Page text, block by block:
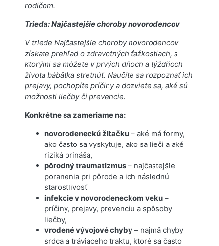
rodičom.
Trieda: Najčastejšie choroby novorodencov
V triede Najčastejšie choroby novorodencov
získate prehľad o zdravotných ťažkostiach, s
ktorými sa môžete v prvých dňoch a týždňoch
života bábätka stretnúť. Naučíte sa rozpoznať ich
prejavy, pochopíte príčiny a dozviete sa, aké sú
možnosti liečby či prevencie.
Konkrétne sa zameriame na:
novorodeneckú žltačku – aké má formy,
ako často sa vyskytuje, ako sa lieči a aké
riziká prináša,
pôrodný traumatizmus – najčastejšie
poranenia pri pôrode a ich následnú
starostlivosť,
infekcie v novorodeneckom veku –
príčiny, prejavy, prevenciu a spôsoby
liečby,
vrodené vývojové chyby – najmä chyby
srdca a tráviaceho traktu, ktoré sa často